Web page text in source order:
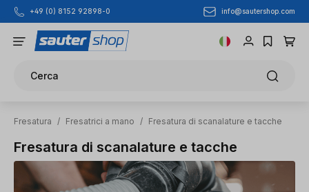
Passa al contenuto principale
+49 (0) 8152 92898-0 info@sautershop.com
Cerca
Fresatura / Fresatrici a mano / Fresatura di scanalature e tacche
Fresatura di scanalature e tacche